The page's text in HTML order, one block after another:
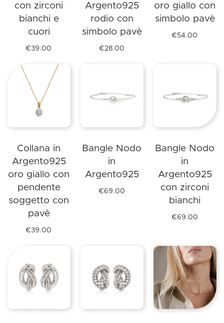
pagina
del
prodotto
nella
pagina
del
prodotto
scelte
nella
pagina
con zirconi
bianchi e
cuori
€39.00
prodotto
ha
più
varianti.
possono
essere
scelte
nella
pagina
del
prodotto
Argento925
rodio con
simbolo pavè
€28.00
più
possono
essere
scelte
nella
oro giallo con
simbolo pavè
€54.00
varianti.
opzioni
essere
scelte
nella
pagina
del
prodotto
Collana in
Argento925
oro giallo con
pendente
soggetto con
pavè
€39.00
ha
più
varianti.
Le
Bangle Nodo
in
Argento925
€69.00
Le
opzioni
possono
Bangle Nodo
in
Argento925
con zirconi
bianchi
€69.00
ha
più
varianti.
Le
opzioni